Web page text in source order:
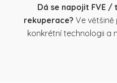
Dá se napojit FVE
rekuperace? Ve většině
konkrétní technologii a